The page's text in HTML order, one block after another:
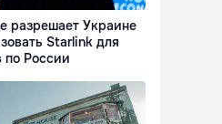
разрешает Украине
Starlink для
по России